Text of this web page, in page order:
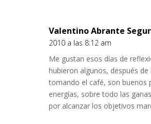
Valentino Abrante
2010 a las 8:12 am
Me gustan esos días de
hubieron algunos, después de
tomando el café, son buenos
energías, sobre todo las
por alcanzar los objetivos